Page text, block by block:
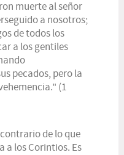
muerte al señor
a nosotros;
de todos los
a los gentiles
pecados, pero la
(1
de lo que
a los Corintios. Es